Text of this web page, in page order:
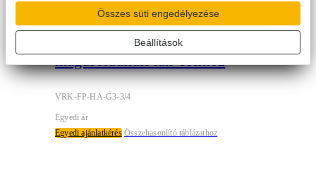
Összes süti engedélyezése
Beállítások
Gree 3 járatú szelepkészlet
magasoldalfali fan-coilhoz
VRK-FP-HA-G3-3/4
Egyedi ár
Egyedi ajánlatkérés Összehasonlító táblázathoz